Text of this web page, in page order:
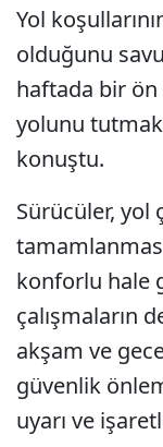
Yol
olduğunu
haftada bir ön
yolunu tutmak
konuştu.
Sürücüler, yol
konforlu hale
çalışmaların
akşam ve
güvenlik
uyarı ve